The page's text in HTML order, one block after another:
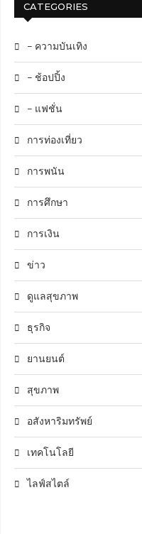
CATEGORIES
– ความบันเทิง
– ช้อปปิ้ง
– แฟชั่น
การท่องเที่ยว
การพนัน
การศึกษา
การเงิน
ข่าว
ดูแลสุขภาพ
ธุรกิจ
ยานยนต์
สุขภาพ
อสังหาริมทรัพย์
เทคโนโลยี
ไลฟ์สไตล์